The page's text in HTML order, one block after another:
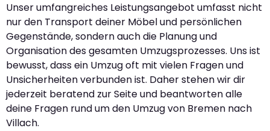
Unser umfangreiches Leistungsangebot umfasst nicht
nur den Transport deiner Möbel und persönlichen
Gegenstände, sondern auch die Planung und
Organisation des gesamten Umzugsprozesses. Uns ist
bewusst, dass ein Umzug oft mit vielen Fragen und
Unsicherheiten verbunden ist. Daher stehen wir dir
jederzeit beratend zur Seite und beantworten alle
deine Fragen rund um den Umzug von Bremen nach
Villach.